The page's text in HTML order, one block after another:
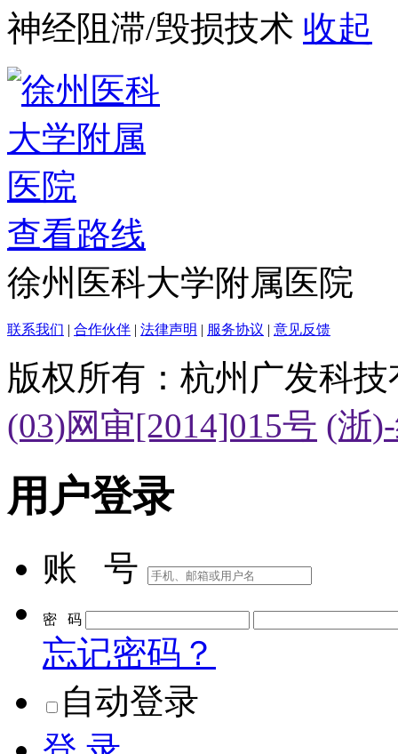
神经阻滞/毁损技术 收起
查看路线
徐州医科大学附属医院
联系我们 | 合作伙伴 | 法律声明 | 服务协议 | 意见反馈
版权所有：杭州广发科
(03)网审[2014]015号 (浙
用户登录
账 号
密 码
忘记密码？
自动登录